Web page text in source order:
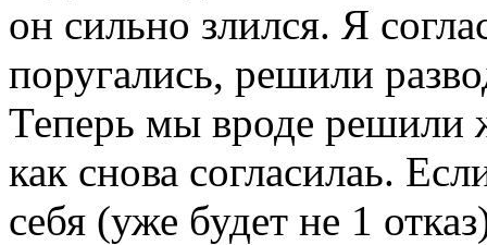
он сильно злился. Я
поругались, решили
Теперь мы вроде решили
как снова согласилаь.
себя (уже будет не 1